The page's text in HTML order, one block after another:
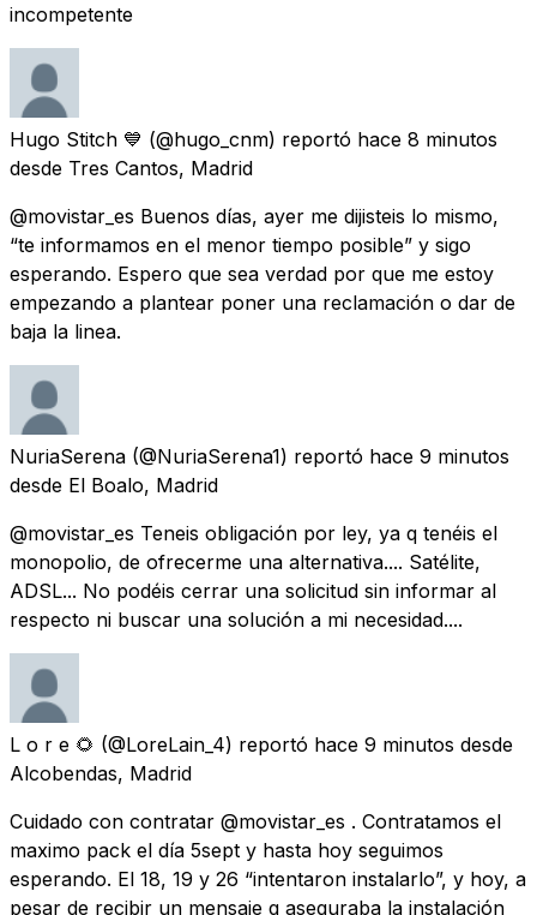
incompetente
Hugo Stitch 💙 (@hugo_cnm) reportó hace 8 minutos
desde Tres Cantos, Madrid
@movistar_es Buenos días, ayer me dijisteis lo mismo,
“te informamos en el menor tiempo posible” y sigo
esperando. Espero que sea verdad por que me estoy
empezando a plantear poner una reclamación o dar de
baja la linea.
NuriaSerena (@NuriaSerena1) reportó hace 9 minutos
desde El Boalo, Madrid
@movistar_es Teneis obligación por ley, ya q tenéis el
monopolio, de ofrecerme una alternativa.... Satélite,
ADSL... No podéis cerrar una solicitud sin informar al
respecto ni buscar una solución a mi necesidad....
L o r e 🌻 (@LoreLain_4) reportó hace 9 minutos desde
Alcobendas, Madrid
Cuidado con contratar @movistar_es . Contratamos el
maximo pack el día 5sept y hasta hoy seguimos
esperando. El 18, 19 y 26 “intentaron instalarlo”, y hoy, a
pesar de recibir un mensaje q aseguraba la instalación